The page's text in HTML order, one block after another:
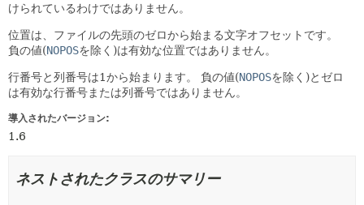
ヘルプ
けられているわけではありません。
位置は、ファイルの先頭のゼロから始まる文字オフセットです。
負の値(NOPOSを除く)は有効な位置ではありません。
行番号と列番号は1から始まります。 負の値(NOPOSを除く)とゼロ
は有効な行番号または列番号ではありません。
導入されたバージョン:
1.6
ネストされたクラスのサマリー